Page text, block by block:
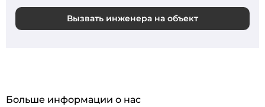
Вызвать инженера на объект
Больше информации о нас